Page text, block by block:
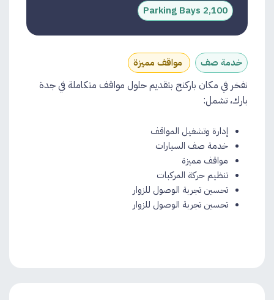
2,100 Parking Bays
خدمة صف مواقف مميزة
نفخر في مكان باركنج بتقديم حلول مواقف متكاملة في جدة
بارك، تشمل:
إدارة وتشغيل المواقف
خدمة صف السيارات
مواقف مميزة
تنظيم حركة المركبات
تحسين تجربة الوصول للزوار​
تحسين تجربة الوصول للزوار